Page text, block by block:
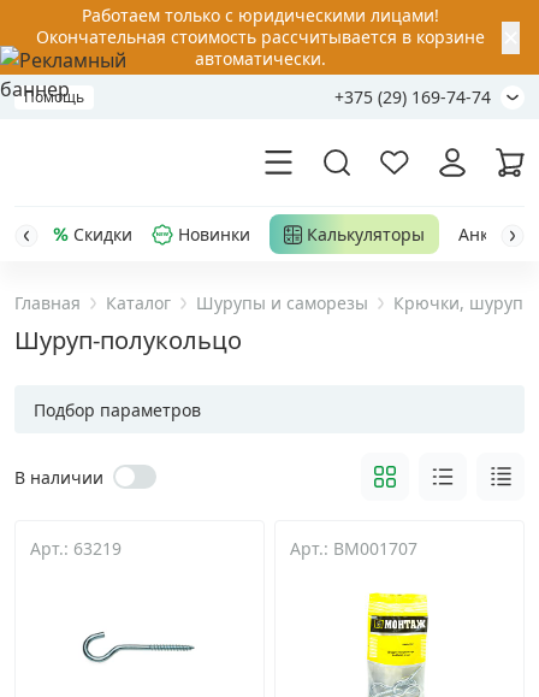
Работаем только с юридическими лицами!
Окончательная стоимость рассчитывается в корзине
автоматически.
Помощь +375 (29) 169-74-74
Акции
Кабельный крепеж
Скидки Новинки Калькуляторы Анкер-
Главная Каталог Шурупы и саморезы Крючки, шурупы
Шуруп-полукольцо
Подбор параметров
В наличии
Арт.: 63219 Арт.: BM001707